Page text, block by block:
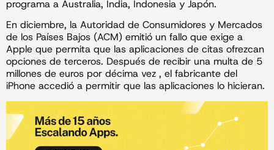
programa a Australia, India, Indonesia y Japón.
En diciembre, la Autoridad de Consumidores y Mercados
de los Países Bajos (ACM) emitió un fallo que exige a
Apple que permita que las aplicaciones de citas ofrezcan
opciones de terceros. Después de recibir una multa de 5
millones de euros por décima vez , el fabricante del
iPhone accedió a permitir que las aplicaciones lo hicieran.